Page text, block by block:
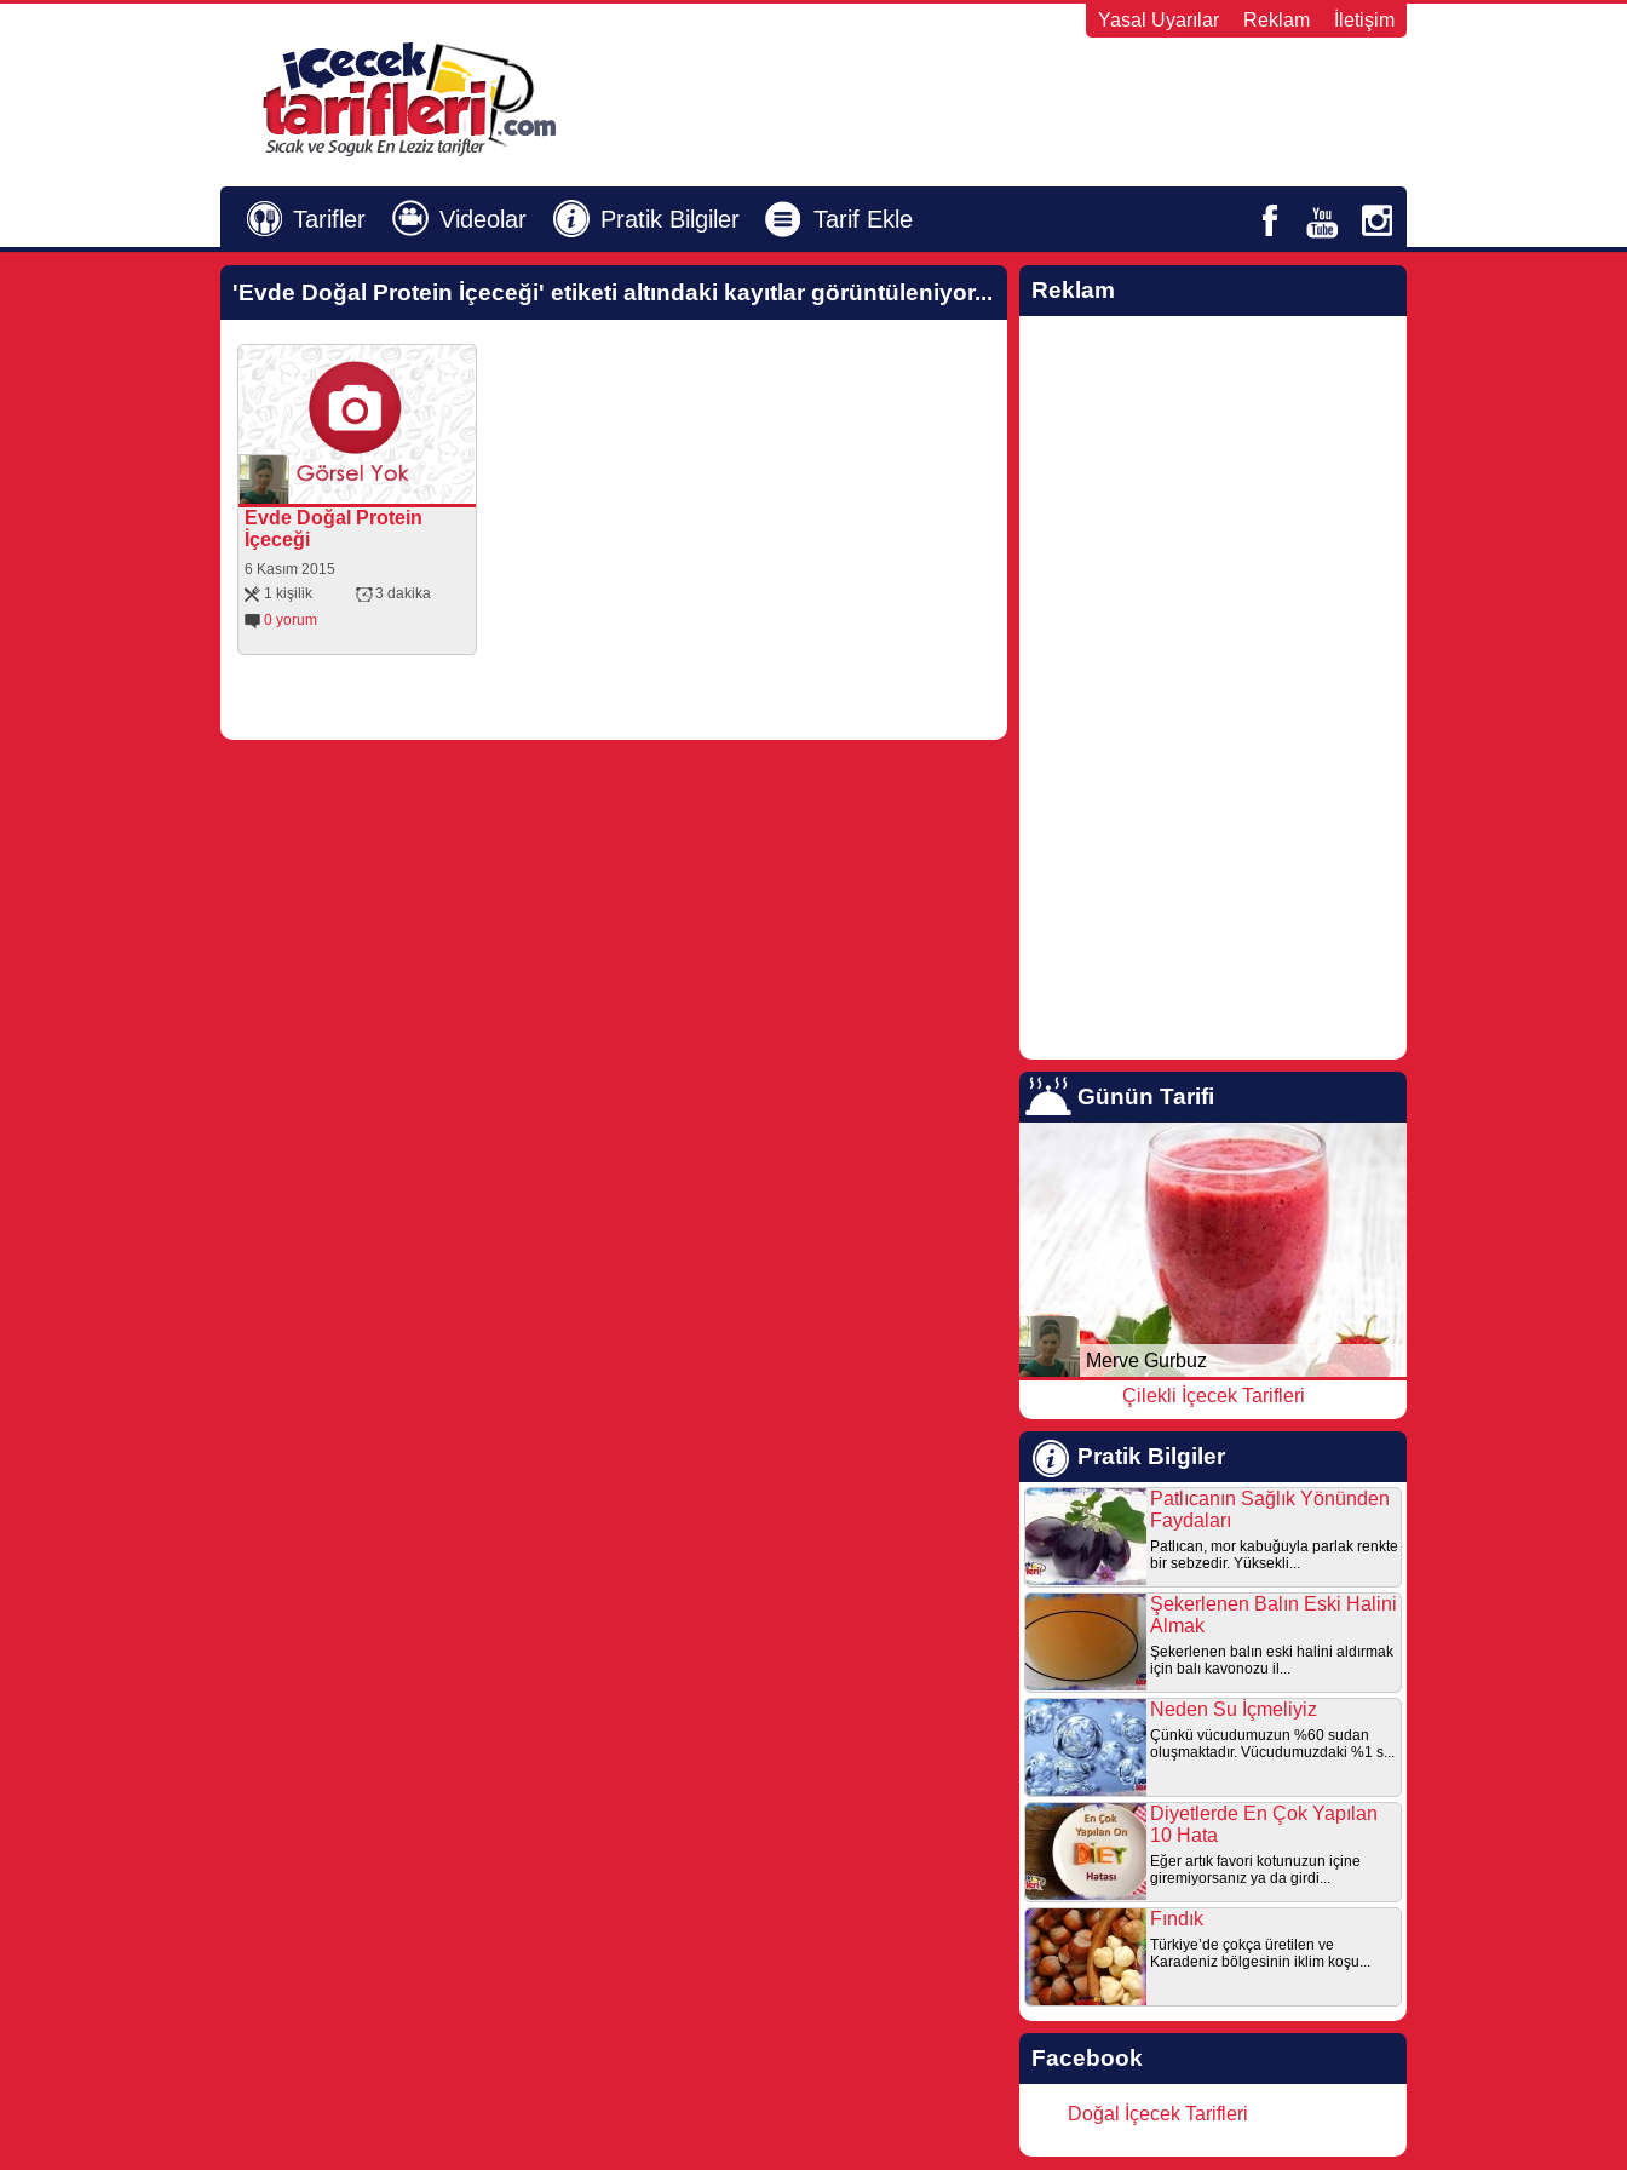
Yasal Uyarılar Reklam İletişim
Tarifler Videolar Pratik Bilgiler Tarif Ekle
'Evde Doğal Protein İçeceği' etiketi altındaki kayıtlar görüntüleniyor...
Evde Doğal Protein
İçeceği
6 Kasım 2015
1 kişilik
3 dakika
0 yorum
Reklam
Günün Tarifi
Merve Gurbuz
Çilekli İçecek Tarifleri
Pratik Bilgiler
Patlıcanın Sağlık Yönünden
Faydaları
Patlıcan, mor kabuğuyla parlak renkte
bir sebzedir. Yüksekli...
Şekerlenen Balın Eski Halini
Almak
Şekerlenen balın eski halini aldırmak
için balı kavonozu il...
Neden Su İçmeliyiz
Çünkü vücudumuzun %60 sudan
oluşmaktadır. Vücudumuzdaki %1 s...
Diyetlerde En Çok Yapılan
10 Hata
Eğer artık favori kotunuzun içine
giremiyorsanız ya da girdi...
Fındık
Türkiye’de çokça üretilen ve
Karadeniz bölgesinin iklim koşu...
Facebook
Doğal İçecek Tarifleri